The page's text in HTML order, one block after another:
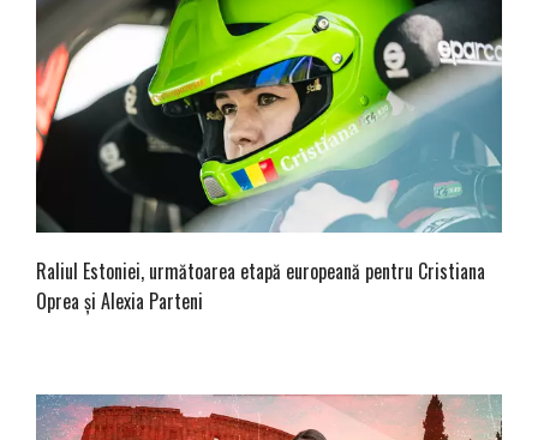
Raliul Estoniei, următoarea etapă europeană pentru Cristiana
Oprea și Alexia Parteni